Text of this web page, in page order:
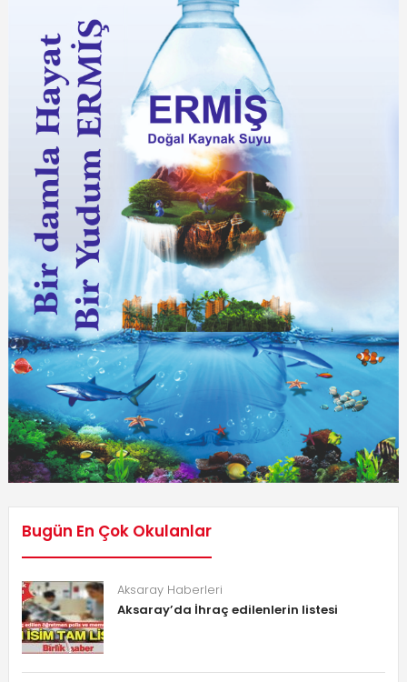
Bugün En Çok Okulanlar
Aksaray Haberleri
Aksaray’da İhraç edilenlerin listesi